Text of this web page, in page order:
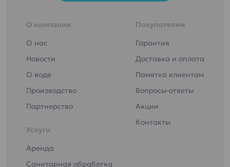
О компании
О нас
Новости
О воде
Производство
Партнерство
Услуги
Аренда
Санитарная обработка
Покупателям
Гарантия
Доставка и оплата
Памятка клиентам
Вопросы-ответы
Акции
Контакты